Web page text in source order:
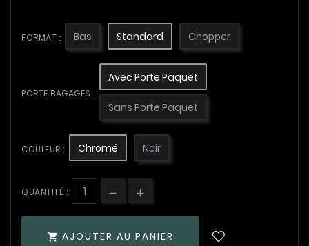
FORMAT : Bas Standard Chopper
PORTE BAGAGES :
Avec Porte Paquet
Sans Porte Paquet
COULEUR : Chromé Noir
QUANTITÉ :
 AJOUTER AU PANIER